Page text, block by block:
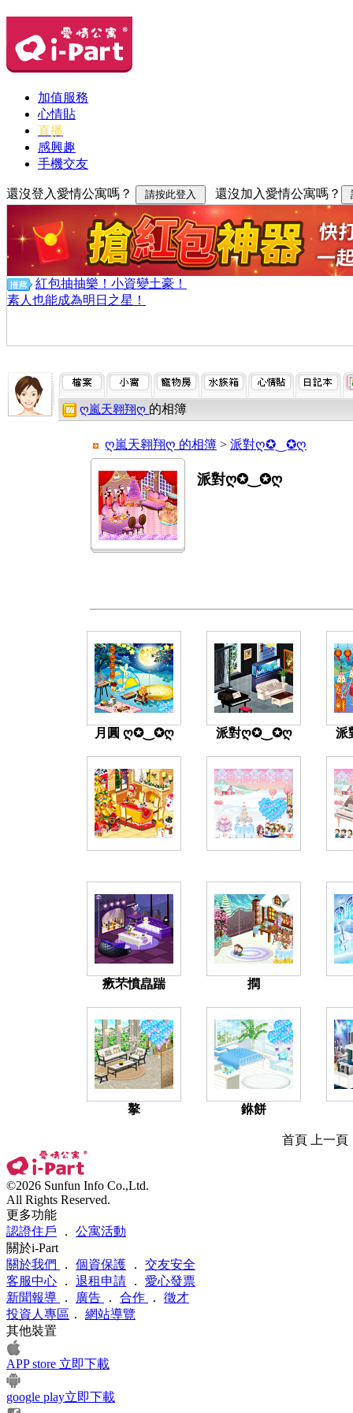
加值服務
心情貼
直播
感興趣
手機交友
還沒登入愛情公寓嗎？ 還沒加入愛情公寓嗎？
紅包抽抽樂！小資變土豪！
素人也能成為明日之星！
ღ嵐天翱翔ღ 的相簿
ღ嵐天翱翔ღ 的相簿 > 派對ღ✪‿✪ღ
派對ღ✪‿✪ღ
月圓 ღ✪‿✪ღ 派對ღ✪‿✪ღ
瘚芣憤皛踹 撋
摮 銝餅
首頁 上一
©2026 Sunfun Info Co.,Ltd.
All Rights Reserved.
更多功能
認證住戶 ． 公寓活動
關於i-Part
關於我們
． 個資保護 ． 交友安全
客服中心 ． 退租申請 ． 愛心發票
新聞報導
． 廣告 ． 合作 ． 徵才
投資人專區 ． 網站導覽
其他裝置
APP store 立即下載
google play立即下載